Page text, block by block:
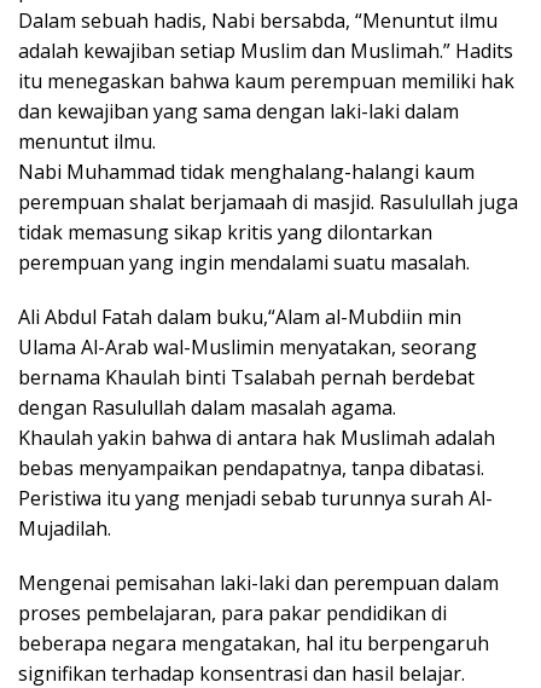
Dalam sebuah hadis, Nabi bersabda, “Menuntut ilmu
adalah kewajiban setiap Muslim dan Muslimah.” Hadits
itu menegaskan bahwa kaum perempuan memiliki hak
dan kewajiban yang sama dengan laki-laki dalam
menuntut ilmu.
Nabi Muhammad tidak menghalang-halangi kaum
perempuan shalat berjamaah di masjid. Rasulullah juga
tidak memasung sikap kritis yang dilontarkan
perempuan yang ingin mendalami suatu masalah.
Ali Abdul Fatah dalam buku,“Alam al-Mubdiin min
Ulama Al-Arab wal-Muslimin menyatakan, seorang
bernama Khaulah binti Tsalabah pernah berdebat
dengan Rasulullah dalam masalah agama.
Khaulah yakin bahwa di antara hak Muslimah adalah
bebas menyampaikan pendapatnya, tanpa dibatasi.
Peristiwa itu yang menjadi sebab turunnya surah Al-
Mujadilah.
Mengenai pemisahan laki-laki dan perempuan dalam
proses pembelajaran, para pakar pendidikan di
beberapa negara mengatakan, hal itu berpengaruh
signifikan terhadap konsentrasi dan hasil belajar.